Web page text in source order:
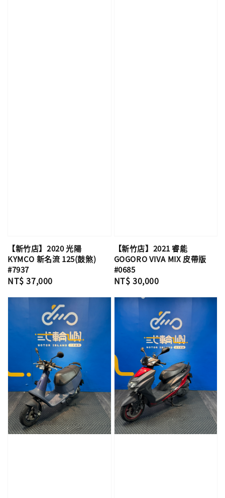
【新竹店】2020 光陽
KYMCO 新名流 125(鼓煞)
#7937
Regular
NT$ 37,000
【新竹店】2021 睿能
GOGORO VIVA MIX 皮帶版
#0685
Regular
NT$ 30,000